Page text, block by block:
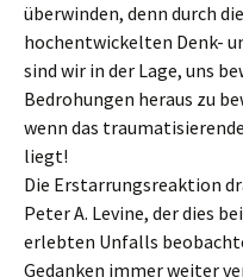
überwinden, denn durch
hochentwickelten Denk-
sind wir in der Lage, uns
Bedrohungen heraus zu
wenn das
liegt!
Die Erstarrungsreaktion
Peter A. Levine, der dies
erlebten Unfalls
Gedanken immer weiter